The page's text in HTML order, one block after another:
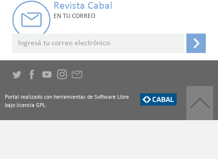
Revista Cabal
EN TU CORREO
Portal realizado con herramientas de Software Libre
bajo licencia GPL.